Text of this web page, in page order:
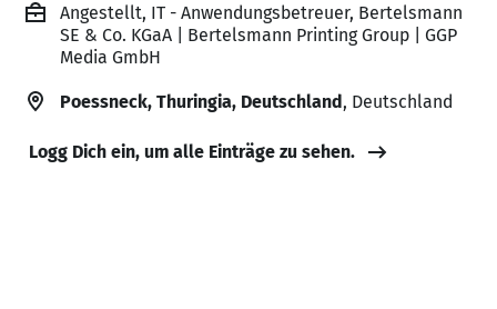
Angestellt, IT - Anwendungsbetreuer, Bertelsmann
SE & Co. KGaA | Bertelsmann Printing Group | GGP
Media GmbH
Poessneck, Thuringia, Deutschland, Deutschland
Logg Dich ein, um alle Einträge zu sehen.